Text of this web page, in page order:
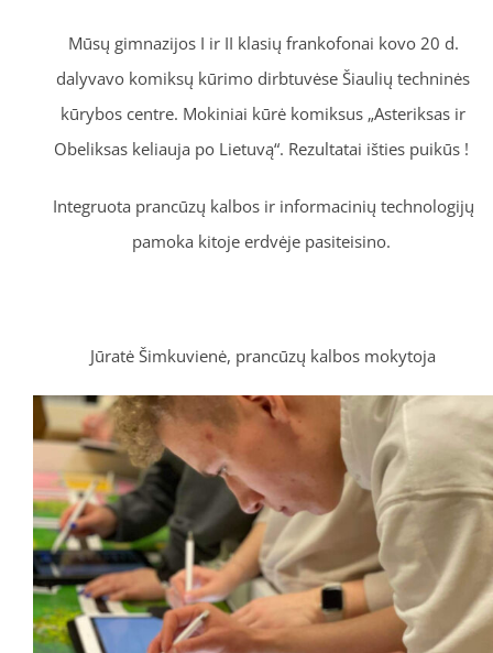
Mūsų gimnazijos I ir II klasių frankofonai kovo 20 d.
dalyvavo komiksų kūrimo dirbtuvėse Šiaulių techninės
kūrybos centre. Mokiniai kūrė komiksus „Asteriksas ir
Obeliksas keliauja po Lietuvą“. Rezultatai išties puikūs !
Integruota prancūzų kalbos ir informacinių technologijų
pamoka kitoje erdvėje pasiteisino.
Jūratė Šimkuvienė, prancūzų kalbos mokytoja